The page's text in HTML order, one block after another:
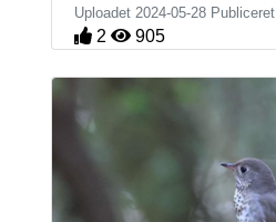
Uploadet 2024-05-28 Publiceret
2 905